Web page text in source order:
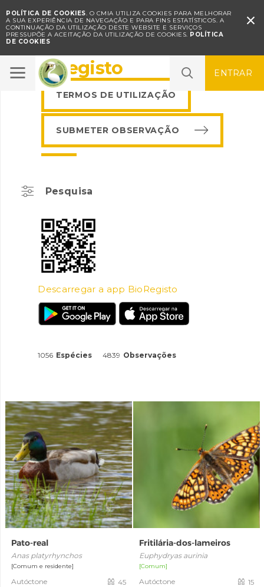
POLÍTICA DE COOKIES. O CMIA UTILIZA COOKIES PARA MELHORAR
A SUA EXPERIÊNCIA DE NAVEGAÇÃO E PARA FINS ESTATÍSTICOS. A
CONTINUAÇÃO DA UTILIZAÇÃO DESTE WEBSITE E SERVIÇOS
PRESSUPÕE A ACEITAÇÃO DA UTILIZAÇÃO DE COOKIES. POLÍTICA
DE COOKIES

ENTRAR
BioRegisto
TERMOS DE UTILIZAÇÃO
SUBMETER OBSERVAÇÃO
Pesquisa
Descarregar a app BioRegisto
1056 Espécies 4839 Observações
Pato-real
Anas platyrhynchos
[Comum e residente]
Autóctone 45
Fritilária-dos-lameiros
Euphydryas aurinia
[Comum]
Autóctone 15